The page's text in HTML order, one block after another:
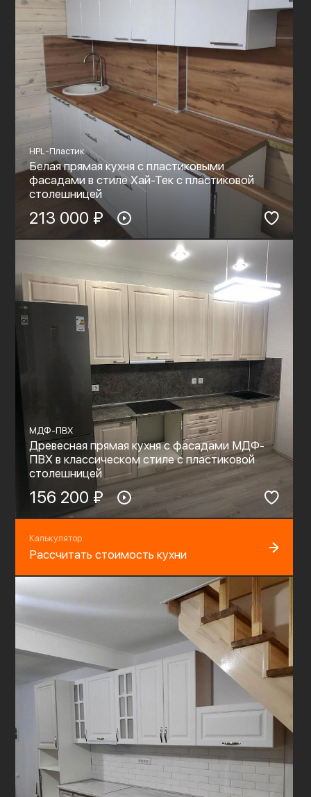
HPL-Пластик
Белая прямая кухня с пластиковыми
фасадами в стиле Хай-Тек с пластиковой
столешницей
213 000 ₽
МДФ-ПВХ
Древесная прямая кухня с фасадами МДФ-
ПВХ в классическом стиле с пластиковой
столешницей
156 200 ₽
Калькулятор
Рассчитать стоимость кухни